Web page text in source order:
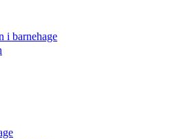
i barnehage